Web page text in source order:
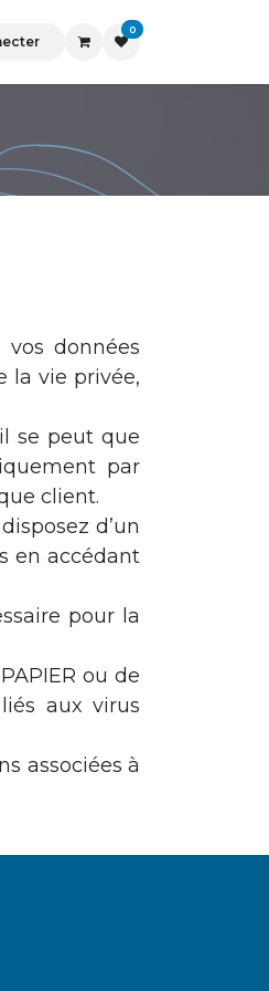
0
données
la vie privée,
se peut que
par
client.
d’un
en accédant
pour la
ou de
aux virus
associées à